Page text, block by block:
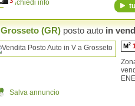
Richiedi info
Grosseto (GR) posto auto in
M2
Salva annuncio